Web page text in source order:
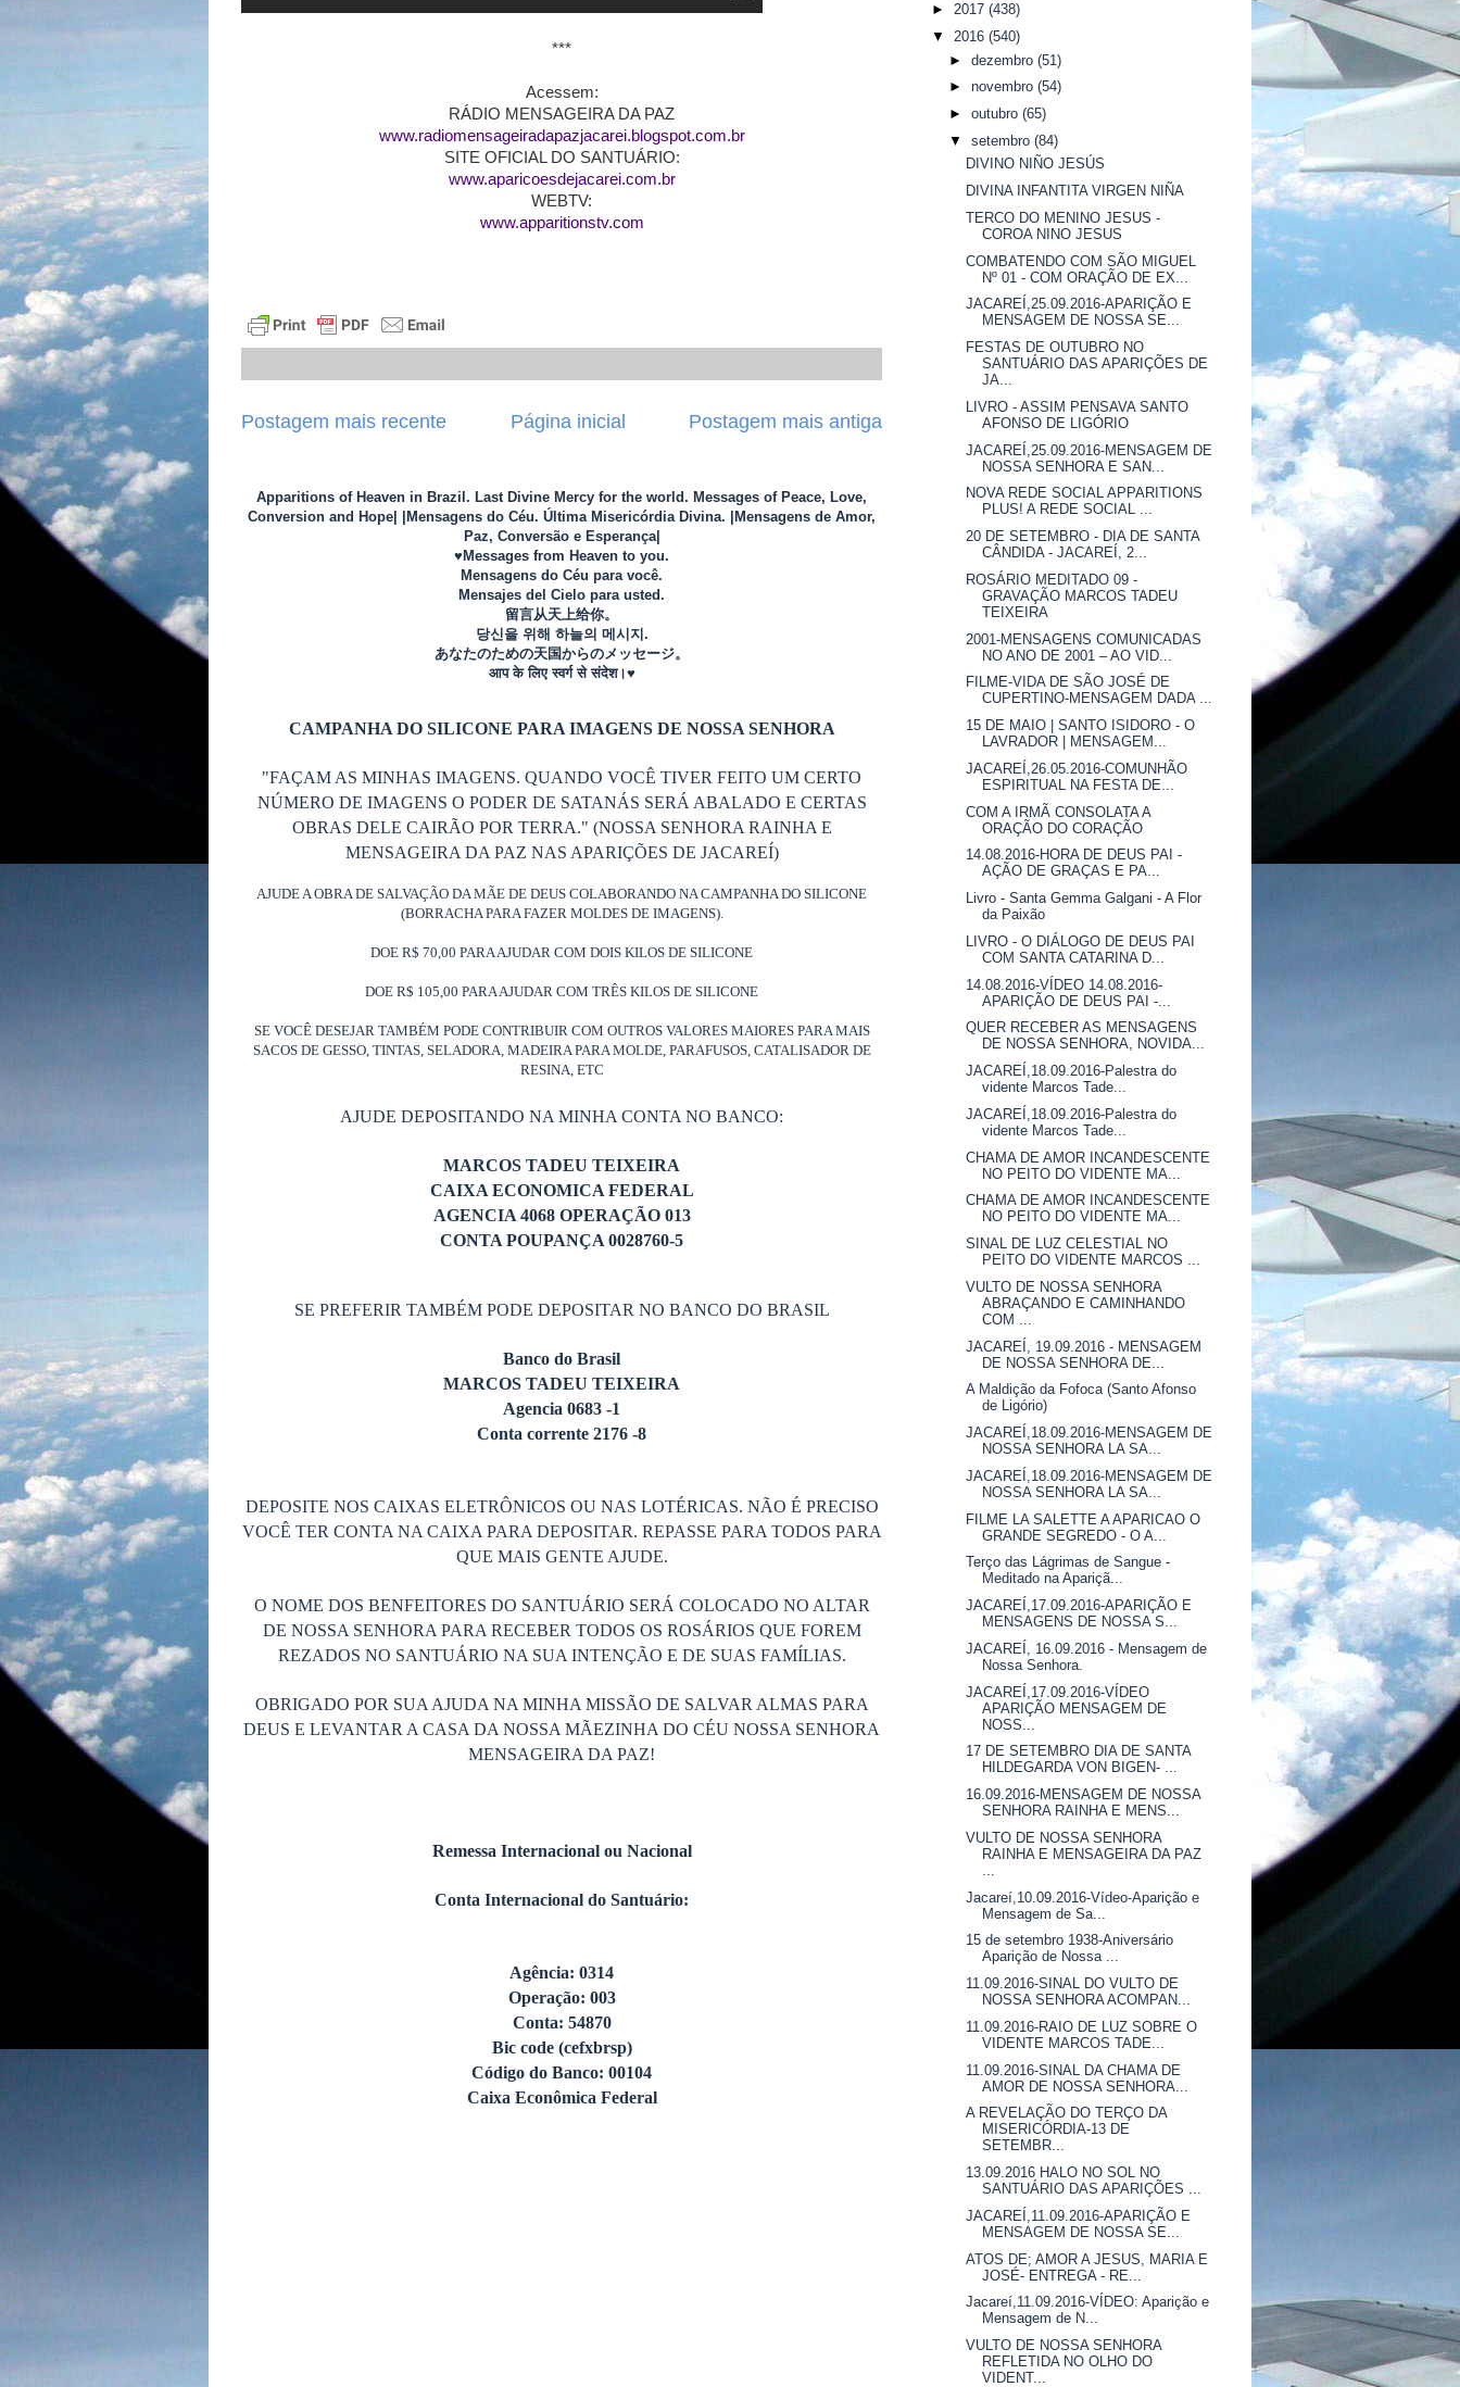
***
Acessem:
RÁDIO MENSAGEIRA DA PAZ
www.radiomensageiradapazjacarei.blogspot.com.br
SITE OFICIAL DO SANTUÁRIO:
www.aparicoesdejacarei.com.br
WEBTV:
www.apparitionstv.com
Postagem mais recente Postagem mais antiga
Página inicial
Apparitions of Heaven in Brazil. Last Divine Mercy for the world. Messages of Peace, Love,
Conversion and Hope| |Mensagens do Céu. Última Misericórdia Divina. |Mensagens de Amor,
Paz, Conversão e Esperança|
♥Messages from Heaven to you.
Mensagens do Céu para você.
Mensajes del Cielo para usted.
留言从天上给你。
당신을 위해 하늘의 메시지.
あなたのための天国からのメッセージ。
आप के लिए स्वर्ग से संदेश।♥
CAMPANHA DO SILICONE PARA IMAGENS DE NOSSA SENHORA
"FAÇAM AS MINHAS IMAGENS. QUANDO VOCÊ TIVER FEITO UM CERTO
NÚMERO DE IMAGENS O PODER DE SATANÁS SERÁ ABALADO E CERTAS
OBRAS DELE CAIRÃO POR TERRA." (NOSSA SENHORA RAINHA E
MENSAGEIRA DA PAZ NAS APARIÇÕES DE JACAREÍ)
AJUDE A OBRA DE SALVAÇÃO DA MÃE DE DEUS COLABORANDO NA CAMPANHA DO SILICONE
(BORRACHA PARA FAZER MOLDES DE IMAGENS).
DOE R$ 70,00 PARA AJUDAR COM DOIS KILOS DE SILICONE
DOE R$ 105,00 PARA AJUDAR COM TRÊS KILOS DE SILICONE
SE VOCÊ DESEJAR TAMBÉM PODE CONTRIBUIR COM OUTROS VALORES MAIORES PARA MAIS
SACOS DE GESSO, TINTAS, SELADORA, MADEIRA PARA MOLDE, PARAFUSOS, CATALISADOR DE
RESINA, ETC
AJUDE DEPOSITANDO NA MINHA CONTA NO BANCO:
MARCOS TADEU TEIXEIRA
CAIXA ECONOMICA FEDERAL
AGENCIA 4068 OPERAÇÃO 013
CONTA POUPANÇA 0028760-5
SE PREFERIR TAMBÉM PODE DEPOSITAR NO BANCO DO BRASIL
Banco do Brasil
MARCOS TADEU TEIXEIRA
Agencia 0683 -1
Conta corrente 2176 -8
DEPOSITE NOS CAIXAS ELETRÔNICOS OU NAS LOTÉRICAS. NÃO É PRECISO
VOCÊ TER CONTA NA CAIXA PARA DEPOSITAR. REPASSE PARA TODOS PARA
QUE MAIS GENTE AJUDE.
O NOME DOS BENFEITORES DO SANTUÁRIO SERÁ COLOCADO NO ALTAR
DE NOSSA SENHORA PARA RECEBER TODOS OS ROSÁRIOS QUE FOREM
REZADOS NO SANTUÁRIO NA SUA INTENÇÃO E DE SUAS FAMÍLIAS.
OBRIGADO POR SUA AJUDA NA MINHA MISSÃO DE SALVAR ALMAS PARA
DEUS E LEVANTAR A CASA DA NOSSA MÃEZINHA DO CÉU NOSSA SENHORA
MENSAGEIRA DA PAZ!
Remessa Internacional ou Nacional
Conta Internacional do Santuário:
Agência: 0314
Operação: 003
Conta: 54870
Bic code (cefxbrsp)
Código do Banco: 00104
Caixa Econômica Federal
► 2017 (438)
▼ 2016 (540)
► dezembro (51)
► novembro (54)
► outubro (65)
▼ setembro (84)
DIVINO NIÑO JESÚS
DIVINA INFANTITA VIRGEN NIÑA
TERCO DO MENINO JESUS -
COROA NINO JESUS
COMBATENDO COM SÃO MIGUEL
Nº 01 - COM ORAÇÃO DE EX...
JACAREÍ,25.09.2016-APARIÇÃO E
MENSAGEM DE NOSSA SE...
FESTAS DE OUTUBRO NO
SANTUÁRIO DAS APARIÇÕES DE
JA...
LIVRO - ASSIM PENSAVA SANTO
AFONSO DE LIGÓRIO
JACAREÍ,25.09.2016-MENSAGEM DE
NOSSA SENHORA E SAN...
NOVA REDE SOCIAL APPARITIONS
PLUS! A REDE SOCIAL ...
20 DE SETEMBRO - DIA DE SANTA
CÂNDIDA - JACAREÍ, 2...
ROSÁRIO MEDITADO 09 -
GRAVAÇÃO MARCOS TADEU
TEIXEIRA
2001-MENSAGENS COMUNICADAS
NO ANO DE 2001 – AO VID...
FILME-VIDA DE SÃO JOSÉ DE
CUPERTINO-MENSAGEM DADA ...
15 DE MAIO | SANTO ISIDORO - O
LAVRADOR | MENSAGEM...
JACAREÍ,26.05.2016-COMUNHÃO
ESPIRITUAL NA FESTA DE...
COM A IRMÃ CONSOLATA A
ORAÇÃO DO CORAÇÃO
14.08.2016-HORA DE DEUS PAI -
AÇÃO DE GRAÇAS E PA...
Livro - Santa Gemma Galgani - A Flor
da Paixão
LIVRO - O DIÁLOGO DE DEUS PAI
COM SANTA CATARINA D...
14.08.2016-VÍDEO 14.08.2016-
APARIÇÃO DE DEUS PAI -...
QUER RECEBER AS MENSAGENS
DE NOSSA SENHORA, NOVIDA...
JACAREÍ,18.09.2016-Palestra do
vidente Marcos Tade...
JACAREÍ,18.09.2016-Palestra do
vidente Marcos Tade...
CHAMA DE AMOR INCANDESCENTE
NO PEITO DO VIDENTE MA...
CHAMA DE AMOR INCANDESCENTE
NO PEITO DO VIDENTE MA...
SINAL DE LUZ CELESTIAL NO
PEITO DO VIDENTE MARCOS ...
VULTO DE NOSSA SENHORA
ABRAÇANDO E CAMINHANDO
COM ...
JACAREÍ, 19.09.2016 - MENSAGEM
DE NOSSA SENHORA DE...
A Maldição da Fofoca (Santo Afonso
de Ligório)
JACAREÍ,18.09.2016-MENSAGEM DE
NOSSA SENHORA LA SA...
JACAREÍ,18.09.2016-MENSAGEM DE
NOSSA SENHORA LA SA...
FILME LA SALETTE A APARICAO O
GRANDE SEGREDO - O A...
Terço das Lágrimas de Sangue -
Meditado na Apariçã...
JACAREÍ,17.09.2016-APARIÇÃO E
MENSAGENS DE NOSSA S...
JACAREÍ, 16.09.2016 - Mensagem de
Nossa Senhora.
JACAREÍ,17.09.2016-VÍDEO
APARIÇÃO MENSAGEM DE
NOSS...
17 DE SETEMBRO DIA DE SANTA
HILDEGARDA VON BIGEN- ...
16.09.2016-MENSAGEM DE NOSSA
SENHORA RAINHA E MENS...
VULTO DE NOSSA SENHORA
RAINHA E MENSAGEIRA DA PAZ
Jacareí,10.09.2016-Vídeo-Aparição e
Mensagem de Sa...
15 de setembro 1938-Aniversário
Aparição de Nossa ...
11.09.2016-SINAL DO VULTO DE
NOSSA SENHORA ACOMPAN...
11.09.2016-RAIO DE LUZ SOBRE O
VIDENTE MARCOS TADE...
11.09.2016-SINAL DA CHAMA DE
AMOR DE NOSSA SENHORA...
A REVELAÇÃO DO TERÇO DA
MISERICÓRDIA-13 DE
SETEMBR...
13.09.2016 HALO NO SOL NO
SANTUÁRIO DAS APARIÇÕES ...
JACAREÍ,11.09.2016-APARIÇÃO E
MENSAGEM DE NOSSA SE...
ATOS DE; AMOR A JESUS, MARIA E
JOSÉ- ENTREGA - RE...
Jacareí,11.09.2016-VÍDEO: Aparição e
Mensagem de N...
VULTO DE NOSSA SENHORA
REFLETIDA NO OLHO DO
VIDENT...